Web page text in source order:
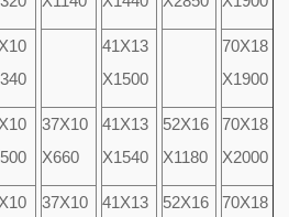
41X13
X1500
70X18
X1900
37X10
X660
41X13
X1540
52X16
X1180
70X18
X2000
37X10
41X13
52X16
70X18